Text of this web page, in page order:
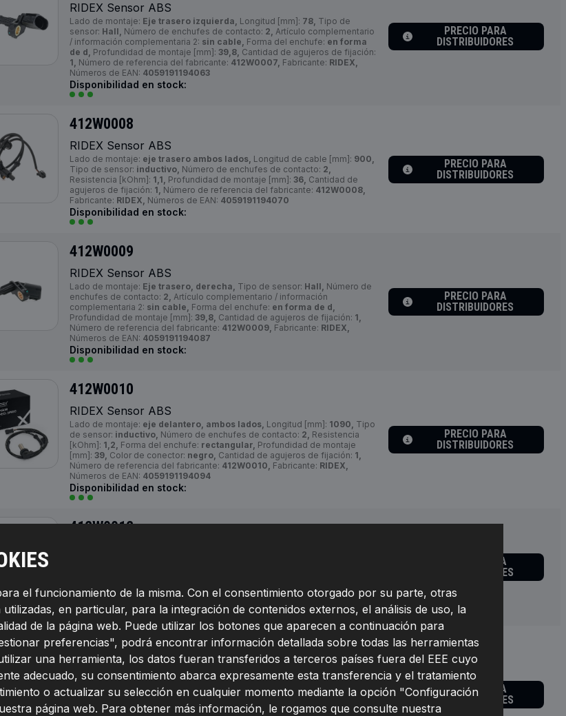
el funcionamiento de la misma. Con el consentimiento otorgado por su parte, otras
en particular, para la integración de contenidos externos, el análisis de uso, la
de la página web. Puede utilizar los botones que aparecen a continuación para
preferencias", podrá encontrar información detallada sobre todas las herramientas
una herramienta, los datos fueran transferidos a terceros países fuera del EEE cuyo
adecuado, su consentimiento abarca expresamente esta transferencia y el tratamiento
o actualizar su selección en cualquier momento mediante la opción "Configuración
página web. Para obtener más información, le rogamos que consulte nuestra
RIDEX Sensor ABS
Lado de montaje: Eje trasero izquierda, Longitud [mm]: 78, Tipo de
sensor: Hall, Número de enchufes de contacto: 2, Artículo complementario
/ información complementaria 2: sin cable, Forma del enchufe: en forma
de d, Profundidad de montaje [mm]: 39,8, Cantidad de agujeros de fijación:
1, Número de referencia del fabricante: 412W0007, Fabricante: RIDEX,
Números de EAN: 4059191194063
Disponibilidad en stock:
PRECIO PARA
DISTRIBUIDORES
412W0008
RIDEX Sensor ABS
Lado de montaje: eje trasero ambos lados, Longitud de cable [mm]: 900,
Tipo de sensor: inductivo, Número de enchufes de contacto: 2,
Resistencia [kOhm]: 1,1, Profundidad de montaje [mm]: 36, Cantidad de
agujeros de fijación: 1, Número de referencia del fabricante: 412W0008,
Fabricante: RIDEX, Números de EAN: 4059191194070
Disponibilidad en stock:
PRECIO PARA
DISTRIBUIDORES
412W0009
RIDEX Sensor ABS
Lado de montaje: Eje trasero, derecha, Tipo de sensor: Hall, Número de
enchufes de contacto: 2, Artículo complementario / información
complementaria 2: sin cable, Forma del enchufe: en forma de d,
Profundidad de montaje [mm]: 39,8, Cantidad de agujeros de fijación: 1,
Número de referencia del fabricante: 412W0009, Fabricante: RIDEX,
Números de EAN: 4059191194087
Disponibilidad en stock:
PRECIO PARA
DISTRIBUIDORES
412W0010
RIDEX Sensor ABS
Lado de montaje: eje delantero, ambos lados, Longitud [mm]: 1090, Tipo
de sensor: inductivo, Número de enchufes de contacto: 2, Resistencia
[kOhm]: 1,2, Forma del enchufe: rectangular, Profundidad de montaje
[mm]: 39, Color de conector: negro, Cantidad de agujeros de fijación: 1,
Número de referencia del fabricante: 412W0010, Fabricante: RIDEX,
Números de EAN: 4059191194094
Disponibilidad en stock:
PRECIO PARA
DISTRIBUIDORES
412W0012
Números de EAN:4059191194117
Disponibilidad en stock:
PRECIO PARA
DISTRIBUIDORES
412W0013
RIDEX Sensor ABS
Lado de montaje:eje trasero ambos lados,Longitud de cable [mm]:960,
Tipo de sensor:inductivo,Número de enchufes de contacto:2,
Longitud total [mm]:
redondo,Profundidad de montaje [mm]:23,Color de conector: gris,
PRECIO PARA
DISTRIBUIDORES